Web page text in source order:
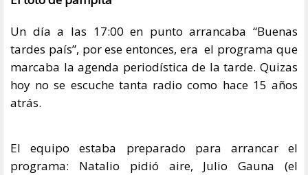
Un día a las 17:00 en punto arrancaba “Buenas
tardes país”, por ese entonces, era el programa que
marcaba la agenda periodística de la tarde. Quizas
hoy no se escuche tanta radio como hace 15 años
atrás.
El equipo estaba preparado para arrancar el
programa: Natalio pidió aire, Julio Gauna (el